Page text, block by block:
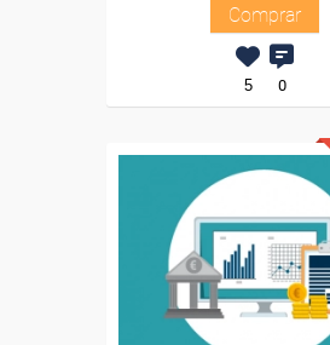
Comprar
5 0
Descuentos especiales
Sin requisitos de acceso